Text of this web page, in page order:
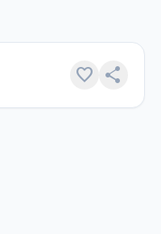
favorite share